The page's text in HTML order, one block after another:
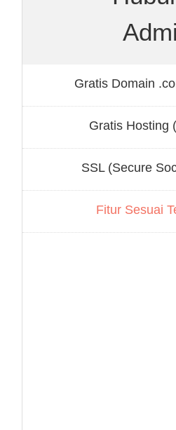
Gratis Domain
Gratis Hosting
SSL (Secure
Fitur Sesuai